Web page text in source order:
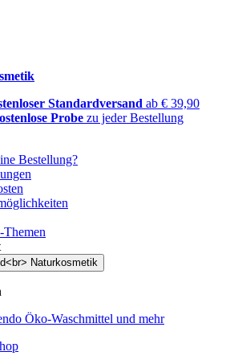
Standardversand ab € 39,90
Probe zu jeder Bestellung
Bestellung?
Öko-Waschmittel und mehr